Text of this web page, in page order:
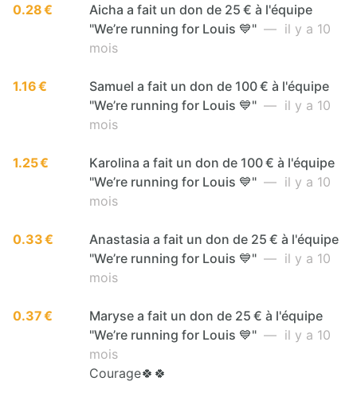
0.28 €
Aicha a fait un don de 25 € à l'équipe
"We’re running for Louis 💙" — il y a 10
mois
1.16 €
Samuel a fait un don de 100 € à l'équipe
"We’re running for Louis 💙" — il y a 10
mois
1.25 €
Karolina a fait un don de 100 € à l'équipe
"We’re running for Louis 💙" — il y a 10
mois
0.33 €
Anastasia a fait un don de 25 € à l'équipe
"We’re running for Louis 💙" — il y a 10
mois
0.37 €
Maryse a fait un don de 25 € à l'équipe
"We’re running for Louis 💙" — il y a 10
mois
Courage🍀🍀